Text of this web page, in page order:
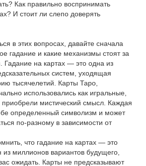
Как правильно воспринимать
И стоит ли слепо доверять
в этих вопросах, давайте сначала
гадание и какие механизмы стоят за
Гадание на картах — это одна из
систем, уходящая
тысячелетий. Карты Таро,
использовались как игральные,
мистический смысл. Каждая
определенный символизм и может
по-разному в зависимости от
что гадание на картах — это
из миллионов вариантов будущего,
ожидать. Карты не предсказывают